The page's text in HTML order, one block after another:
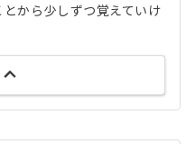
から少しずつ覚えていけ